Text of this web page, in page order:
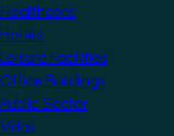
Healthcare
Hotels
Leisure Facilities
Office Buildings
Public Sector
Villas